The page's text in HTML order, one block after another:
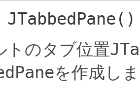
JTabbedPane()
トのタブ位置
を作成し